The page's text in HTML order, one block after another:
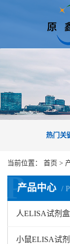
热门关
当前位置： 首页 >
产品中心
P
人ELISA试剂盒
小鼠ELISA试